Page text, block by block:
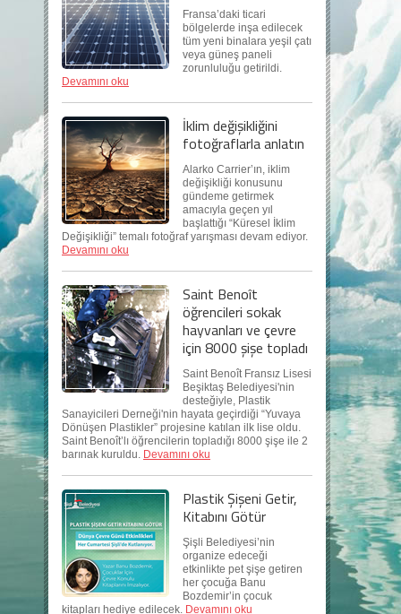
Fransa’daki ticari
bölgelerde inşa edilecek
tüm yeni binalara yeşil çatı
veya güneş paneli
zorunluluğu getirildi.
Devamını oku
İklim değişikliğini
fotoğraflarla anlatın
Alarko Carrier’ın, iklim
değişikliği konusunu
gündeme getirmek
amacıyla geçen yıl
başlattığı “Küresel İklim
Değişikliği” temalı fotoğraf yarışması devam ediyor.
Devamını oku
Saint Benoît
öğrencileri sokak
hayvanları ve çevre
için 8000 şişe topladı
Saint Benoît Fransız Lisesi
Beşiktaş Belediyesi'nin
desteğiyle, Plastik
Sanayicileri Derneği'nin hayata geçirdiği “Yuvaya
Dönüşen Plastikler” projesine katılan ilk lise oldu.
Saint Benoît’lı öğrencilerin topladığı 8000 şişe ile 2
barınak kuruldu. Devamını oku
Plastik Şişeni Getir,
Kitabını Götür
Şişli Belediyesi’nin
organize edeceği
etkinlikte pet şişe getiren
her çocuğa Banu
Bozdemir’in çocuk
kitapları hediye edilecek. Devamını oku